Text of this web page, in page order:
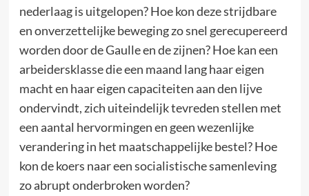
nederlaag is uitgelopen? Hoe kon deze strijdbare
en onverzettelijke beweging zo snel gerecupereerd
worden door de Gaulle en de zijnen? Hoe kan een
arbeidersklasse die een maand lang haar eigen
macht en haar eigen capaciteiten aan den lijve
ondervindt, zich uiteindelijk tevreden stellen met
een aantal hervormingen en geen wezenlijke
verandering in het maatschappelijke bestel? Hoe
kon de koers naar een socialistische samenleving
zo abrupt onderbroken worden?